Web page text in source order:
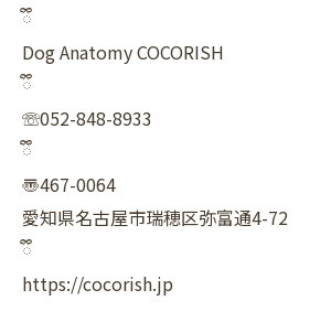
ྀི
Dog Anatomy COCORISH
ྀི
☏052-848-8933
ྀི
〠467-0064
愛知県名古屋市瑞穂区弥富通4-72
ྀི
https://cocorish.jp